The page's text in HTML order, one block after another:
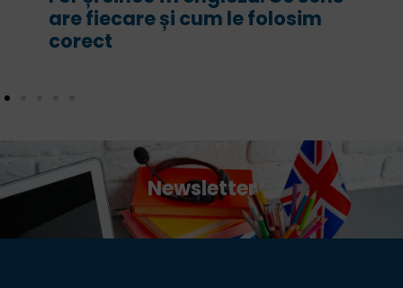
are fiecare și cum le folosim
corect
Newsletter